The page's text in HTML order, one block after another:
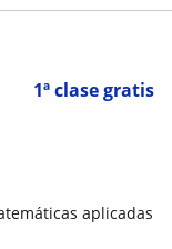
1ª clase gratis
aplicadas